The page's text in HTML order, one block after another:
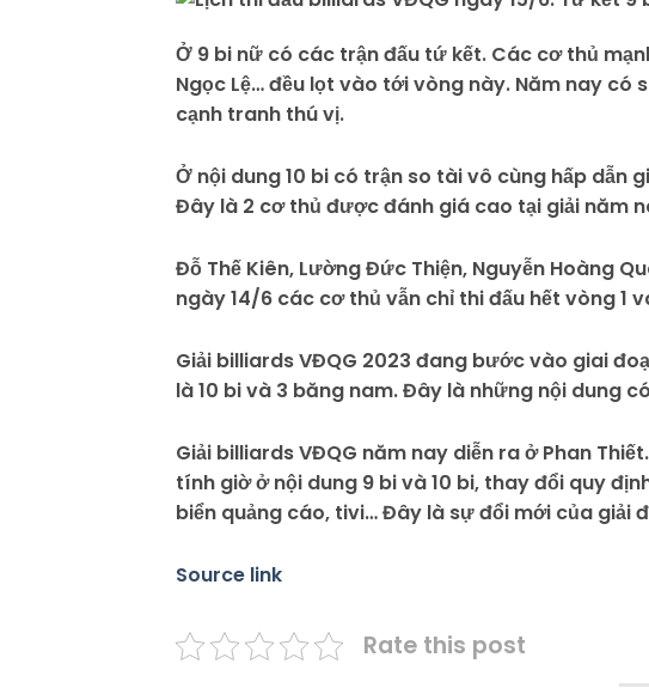
Ở 9 bi nữ có các trận đấu tứ kết. Các cơ thủ
Ngọc Lệ… đều lọt vào tới vòng này. Năm nay
cạnh tranh thú vị.
Ở nội dung 10 bi có trận so tài vô cùng hấp dẫn
Đây là 2 cơ thủ được đánh giá cao tại giải năm
Đỗ Thế Kiên, Lường Đức Thiện, Nguyễn Hoàng
ngày 14/6 các cơ thủ vẫn chỉ thi đấu hết vòng 1
Giải billiards VĐQG 2023 đang bước vào giai
là 10 bi và 3 băng nam. Đây là những nội dung
Giải billiards VĐQG năm nay diễn ra ở Phan
tính giờ ở nội dung 9 bi và 10 bi, thay đổi quy
biển quảng cáo, tivi… Đây là sự đổi mới của giải
Source link
Rate this post